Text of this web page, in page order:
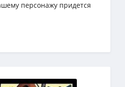
персонажу придется